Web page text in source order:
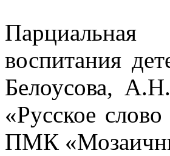
Парциальная
воспитания
Белоусова,
«Русское
ПМК